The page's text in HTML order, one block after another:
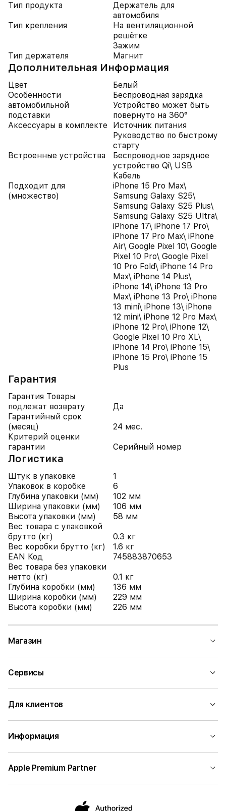
Тип продукта
Держатель для
автомобиля
Тип крепления
На вентиляционной
решётке
Зажим
Тип держателя
Магнит
Дополнительная Информация
Цвет
Белый
Особенности
автомобильной
подставки
Беспроводная зарядка
Устройство может быть
повернуто на 360°
Аксессуары в комплекте
Источник питания
Руководство по быстрому
старту
Встроенные устройства
Беспроводное зарядное
устройство Qi\ USB
Кабель
Подходит для
(множество)
iPhone 15 Pro Max\
Samsung Galaxy S25\
Samsung Galaxy S25 Plus\
Samsung Galaxy S25 Ultra\
iPhone 17\ iPhone 17 Pro\
iPhone 17 Pro Max\ iPhone
Air\ Google Pixel 10\ Google
Pixel 10 Pro\ Google Pixel
10 Pro Fold\ iPhone 14 Pro
Max\ iPhone 14 Plus\
iPhone 14\ iPhone 13 Pro
Max\ iPhone 13 Pro\ iPhone
13 mini\ iPhone 13\ iPhone
12 mini\ iPhone 12 Pro Max\
iPhone 12 Pro\ iPhone 12\
Google Pixel 10 Pro XL\
iPhone 14 Pro\ iPhone 15\
iPhone 15 Pro\ iPhone 15
Plus
Гарантия
Гарантия Товары
подлежат возврату
Да
Гарантийный срок
(месяц)
24 мес.
Критерий оценки
гарантии
Серийный номер
Логистика
Штук в упаковке
1
Упаковок в коробке
6
Глубина упаковки (мм)
102 мм
Ширина упаковки (мм)
106 мм
Высота упаковки (мм)
58 мм
Вес товара с упаковкой
брутто (кг)
0.3 кг
Вес коробки брутто (кг)
1.6 кг
EAN Код
745883870653
Вес товара без упаковки
нетто (кг)
0.1 кг
Глубина коробки (мм)
136 мм
Ширина коробки (мм)
229 мм
Высота коробки (мм)
226 мм
Магазин
Сервисы
Для клиентов
Информация
Apple Premium Partner